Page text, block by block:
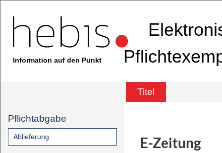
Information auf den Punkt
Titel
Pflichtabgabe
Ablieferung E-Zeitung